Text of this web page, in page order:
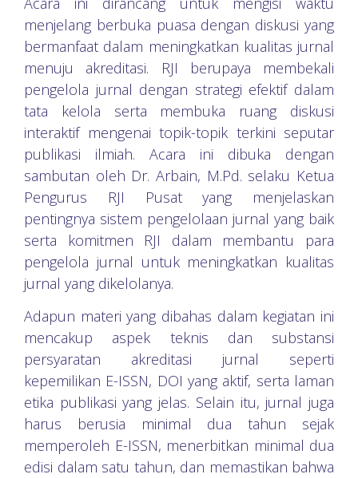
menjelang berbuka puasa dengan diskusi yang
bermanfaat dalam meningkatkan kualitas jurnal
menuju akreditasi. RJI berupaya membekali
pengelola jurnal dengan strategi efektif dalam
tata kelola serta membuka ruang diskusi
interaktif mengenai topik-topik terkini seputar
publikasi ilmiah. Acara ini dibuka dengan
sambutan oleh Dr. Arbain, M.Pd. selaku Ketua
Pengurus RJI Pusat yang menjelaskan
pentingnya sistem pengelolaan jurnal yang baik
serta komitmen RJI dalam membantu para
pengelola jurnal untuk meningkatkan kualitas
jurnal yang dikelolanya.
Adapun materi yang dibahas dalam kegiatan ini
mencakup aspek teknis dan substansi
persyaratan akreditasi jurnal seperti
kepemilikan E-ISSN, DOI yang aktif, serta laman
etika publikasi yang jelas. Selain itu, jurnal juga
harus berusia minimal dua tahun sejak
memperoleh E-ISSN, menerbitkan minimal dua
edisi dalam satu tahun, dan memastikan bahwa